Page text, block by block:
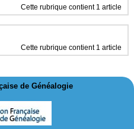
Cette rubrique contient 1 article
Cette rubrique contient 1 article
de Généalogie